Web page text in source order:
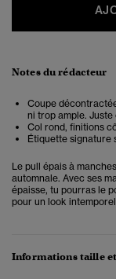
Notes du rédacteur
Coupe
ni trop ample.
Col rond, finitions
Étiquette signature
Le pull épais à
automnale. Avec ses
épaisse, tu pourras le
pour un look
Informations taille